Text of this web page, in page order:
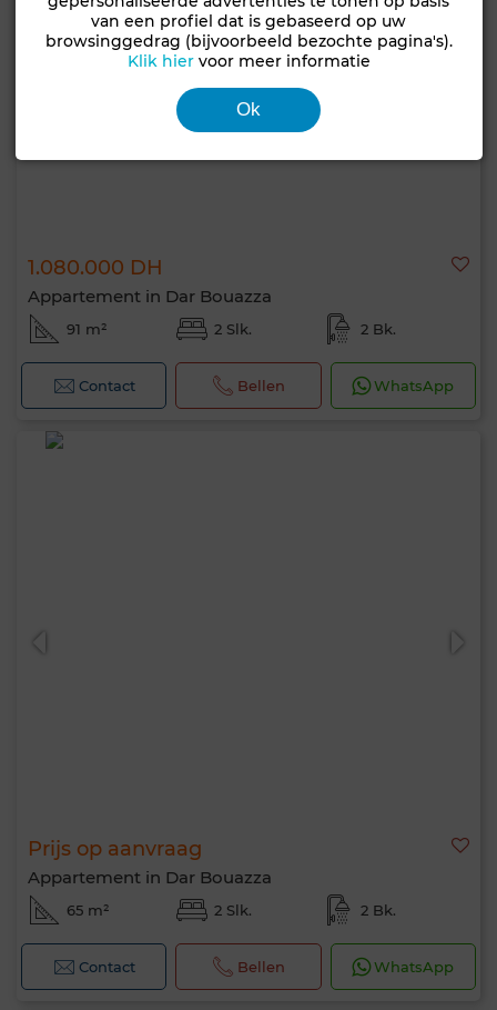
1.080.000 DH
Appartement in Dar Bouazza
91 m² 2 Slk. 2 Bk.
Contact Bellen WhatsApp
Prijs op aanvraag
Appartement in Dar Bouazza
65 m² 2 Slk. 2 Bk.
Contact Bellen WhatsApp
van een profiel dat is gebaseerd op uw
browsinggedrag (bijvoorbeeld bezochte pagina's).
Klik hiervoor meer informatie
Ok